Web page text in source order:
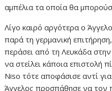
αμπέλια τα οποία θα
Λίγο καιρό αργότερα ο
παρά τη γερμανική
περάσει από τη Λευκάδα
να στείλει κάποια επιστολή
Niso τότε αποφάσισε αντί
Άγγελος προσπάθησε να τον